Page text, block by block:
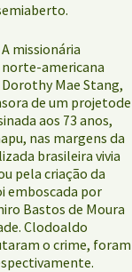
A missionária
norte-americana
Dorothy Mae Stang,
de um projetode
aos 73 anos,
nas margens da
brasileira vivia
pela criação da
emboscada por
Bastos de Moura
Clodoaldo
o crime, foram